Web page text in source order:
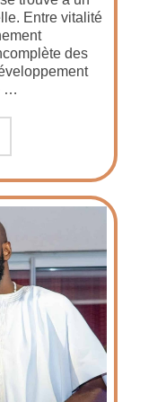
Entre vitalité
des
…